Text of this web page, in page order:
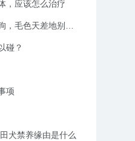
，应该怎么治疗
，毛色天差地别，
！
碰？
项
犬禁养缘由是什么